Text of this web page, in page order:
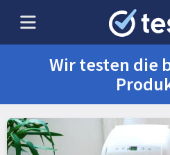
Wir testen die